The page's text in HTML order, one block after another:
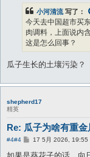
小河清流写了：
今天去中国超市买
肉调料，上面说内
这是怎么回事？
瓜子生长的土壤污染？
shepherd17
精英
Re: 瓜子为啥有重金
#4#4
帖17 5月 2026, 19:55